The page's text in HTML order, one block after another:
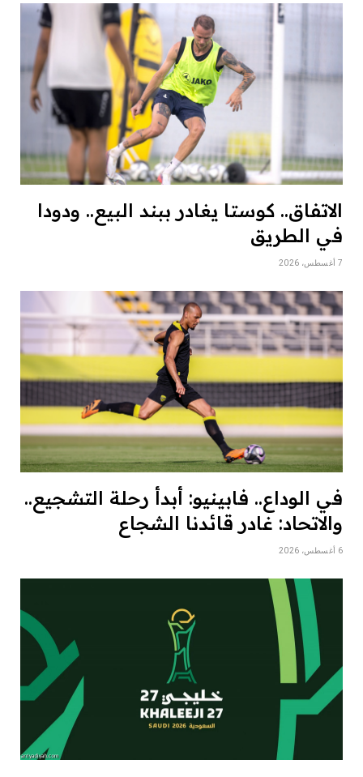
الاتفاق.. كوستا يغادر ببند البيع.. ودودا
في الطريق
7 أغسطس، 2026
في الوداع.. فابينيو: أبدأ رحلة التشجيع..
والاتحاد: غادر قائدنا الشجاع
6 أغسطس، 2026